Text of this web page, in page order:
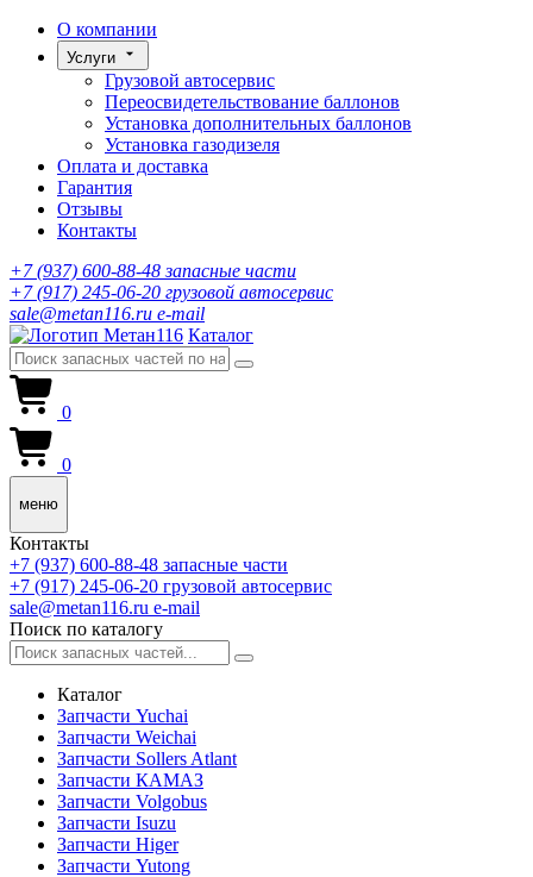
О компании
Услуги
Грузовой автосервис
Переосвидетельствование баллонов
Установка дополнительных баллонов
Установка газодизеля
Оплата и доставка
Гарантия
Отзывы
Контакты
+7 (937) 600-88-48запасные части
+7 (917) 245-06-20 грузовой автосервис
sale@metan116.ru e-mail
Каталог
0
0
меню
Контакты
+7 (937) 600-88-48 запасные части
+7 (917) 245-06-20 грузовой автосервис
sale@metan116.ru e-mail
Поиск по каталогу
Каталог
Запчасти Yuchai
Запчасти Weichai
Запчасти Sollers Atlant
Запчасти КАМАЗ
Запчасти Volgobus
Запчасти Isuzu
Запчасти Higer
Запчасти Yutong